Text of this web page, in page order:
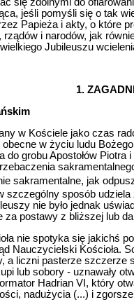
jeśli pomyśli się o tak
Papieża i akty, o które
i narodów, jak
Jubileuszu
1.
w Kościele jako czas
w życiu ludu
grobu Apostołów Piotra
sakramentalne, jak
szczególny sposób
nie było jednak
za postawy z bliższej lub
nie spotyka się jakichś
Nauczycielski Kościoła.
a liczni pasterze szczerze
lub sobory - uznawały
Hadrian VI, który
nadużycia (...) i